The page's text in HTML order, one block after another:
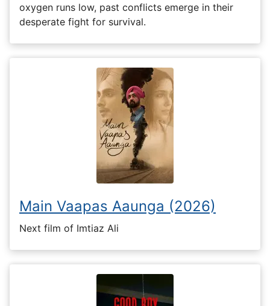
oxygen runs low, past conflicts emerge in their
desperate fight for survival.
Main Vaapas Aaunga (2026)
Next film of Imtiaz Ali